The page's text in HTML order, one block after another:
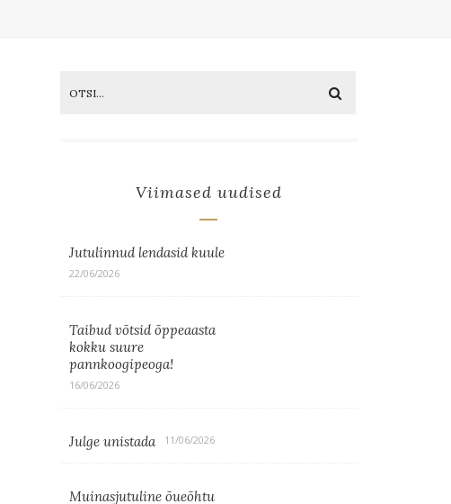
Viimased uudised
Jutulinnud lendasid kuule
22/06/2026
Taibud võtsid õppeaasta
kokku suure
pannkoogipeoga!
16/06/2026
Julge unistada 11/06/2026
Muinasjutuline õueõhtu